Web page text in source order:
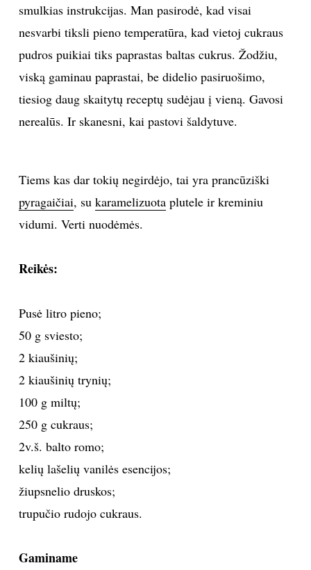
ISTORIJA
KNYGOS
INTERJERAS
NAMAI
RECEPTAI
KONTAKTAI
PRIVATUMO POLITIKA
smulkias instrukcijas. Man pasirodė, kad visai
nesvarbi tiksli pieno temperatūra, kad vietoj cukraus
pudros puikiai tiks paprastas baltas cukrus. Žodžiu,
viską gaminau paprastai, be didelio pasiruošimo,
tiesiog daug skaitytų receptų sudėjau į vieną. Gavosi
nerealūs. Ir skanesni, kai pastovi šaldytuve.
Tiems kas dar tokių negirdėjo, tai yra prancūziški
pyragaičiai, su karamelizuotaplutele ir kreminiu
vidumi. Verti nuodėmės.
Reikės:
Pusė litro pieno;
50 g sviesto;
2 kiaušinių;
2 kiaušinių trynių;
100 g miltų;
250 g cukraus;
2v.š. balto romo;
kelių lašelių vanilės esencijos;
žiupsnelio druskos;
trupučio rudojo cukraus.
Gaminame